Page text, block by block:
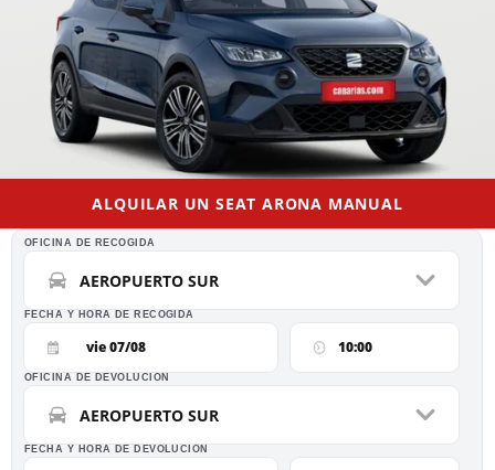
ALQUILAR UN SEAT ARONA MANUAL
OFICINA DE RECOGIDA
AEROPUERTO SUR
FECHA Y HORA DE RECOGIDA
vie 07/08 10:00
OFICINA DE DEVOLUCION
AEROPUERTO SUR
FECHA Y HORA DE DEVOLUCION